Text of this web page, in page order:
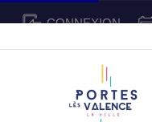
CONNEXION
CADRE DE VIE